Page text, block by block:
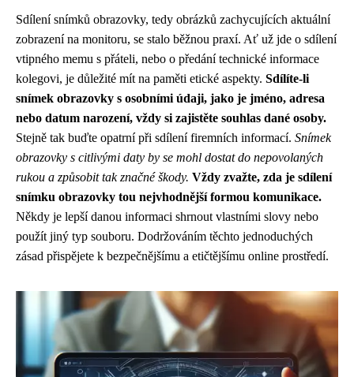
Sdílení snímků obrazovky, tedy obrázků zachycujících aktuální
zobrazení na monitoru, se stalo běžnou praxí. Ať už jde o sdílení
vtipného memu s přáteli, nebo o předání technické informace
kolegovi, je důležité mít na paměti etické aspekty. Sdílíte-li
snímek obrazovky s osobními údaji, jako je jméno, adresa
nebo datum narození, vždy si zajistěte souhlas dané osoby.
Stejně tak buďte opatrní při sdílení firemních informací. Snímek
obrazovky s citlivými daty by se mohl dostat do nepovolaných
rukou a způsobit tak značné škody. Vždy zvažte, zda je sdílení
snímku obrazovky tou nejvhodnější formou komunikace.
Někdy je lepší danou informaci shrnout vlastními slovy nebo
použít jiný typ souboru. Dodržováním těchto jednoduchých
zásad přispějete k bezpečnějšímu a etičtějšímu online prostředí.